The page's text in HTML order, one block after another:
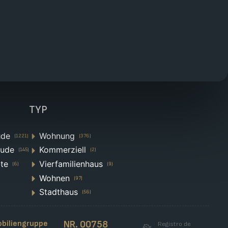
(1221)
(145)
(6)
TYP
Wohnung (376)
Kommerziell (2)
Vierfamilienhaus (9)
Wohnen (97)
Stadthaus (56)
NR. 00758 Registro de